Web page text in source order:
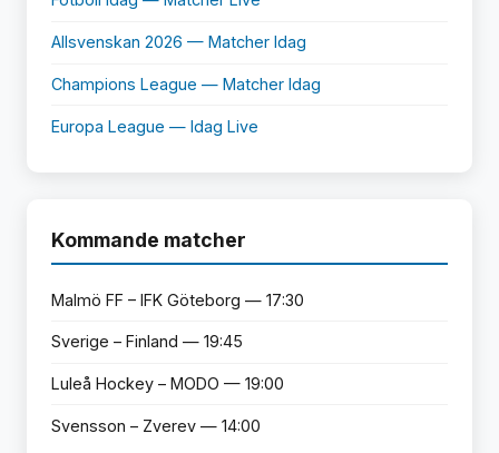
Allsvenskan 2026 — Matcher Idag
Champions League — Matcher Idag
Europa League — Idag Live
Kommande matcher
Malmö FF – IFK Göteborg — 17:30
Sverige – Finland — 19:45
Luleå Hockey – MODO — 19:00
Svensson – Zverev — 14:00